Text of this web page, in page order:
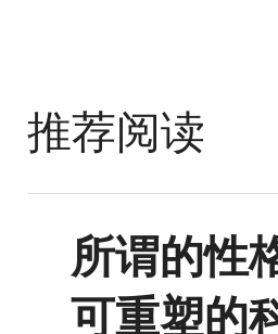
推荐阅读
所谓的性
可重塑的